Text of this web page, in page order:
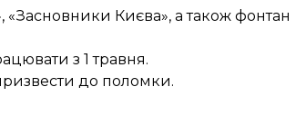
Києва», а також фонтан
з 1 травня.
до поломки.